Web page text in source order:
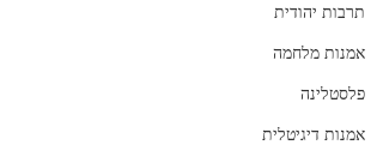
תרבות יהודית
אמנות מלחמה
פלסטלינה
אמנות דיגיטלית